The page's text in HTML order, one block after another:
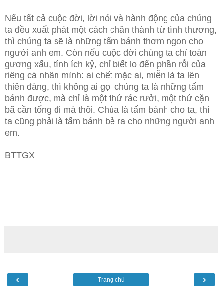
Nếu tất cả cuộc đời, lời nói và hành động của chúng
ta đều xuất phát một cách chân thành từ tình thương,
thì chúng ta sẽ là những tấm bánh thơm ngon cho
ngưới anh em. Còn nếu cuộc đời chúng ta chỉ toàn
gương xấu, tính ích kỷ, chỉ biết lo đến phần rỗi của
riêng cá nhân mình: ai chết mặc ai, miễn là ta lên
thiên đàng, thì không ai gọi chúng ta là những tấm
bánh được, mà chỉ là một thứ rác rưởi, một thứ cặn
bã cần tống đi mà thôi. Chúa là tấm bánh cho ta, thì
ta cũng phải là tấm bánh bẻ ra cho những người anh
em.
BTTGX
‹ ›
Trang chủ